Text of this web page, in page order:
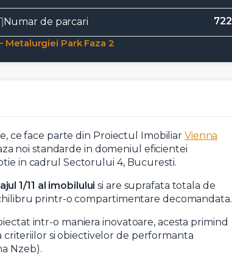
Numar de parcari
722
Metalurgiei Park Faza 2
ce face parte din Proiectul Imobiliar Vienna
noi standarde in domeniul eficientei
in cadrul Sectorului 4, Bucuresti.
1/11 al imobiluluisi are suprafata totala de
printr-o compartimentare decomandata.
intr-o maniera inovatoare, acesta primind
si obiectivelor de performanta
Nzeb).